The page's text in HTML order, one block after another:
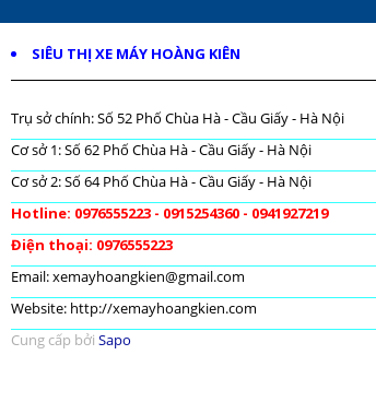
SIÊU THỊ XE MÁY HOÀNG KIÊN
Trụ sở chính: Số 52 Phố Chùa Hà - Cầu Giấy - Hà Nội
Cơ sở 1: Số 62 Phố Chùa Hà - Cầu Giấy - Hà Nội
Cơ sở 2: Số 64 Phố Chùa Hà - Cầu Giấy - Hà Nội
Hotline: 0976555223 - 0915254360 - 0941927219
Điện thoại: 0976555223
Email: xemayhoangkien@gmail.com
Website: http://xemayhoangkien.com
Cung cấp bởi Sapo